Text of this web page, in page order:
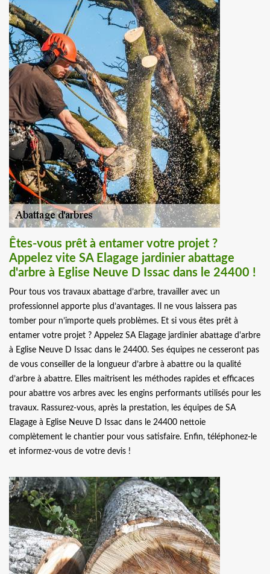
Êtes-vous prêt à entamer votre projet ?
Appelez vite SA Elagage jardinier abattage
d'arbre à Eglise Neuve D Issac dans le 24400 !
Pour tous vos travaux abattage d’arbre, travailler avec un
professionnel apporte plus d’avantages. Il ne vous laissera pas
tomber pour n’importe quels problèmes. Et si vous êtes prêt à
entamer votre projet ? Appelez SA Elagage jardinier abattage d'arbre
à Eglise Neuve D Issac dans le 24400. Ses équipes ne cesseront pas
de vous conseiller de la longueur d’arbre à abattre ou la qualité
d’arbre à abattre. Elles maitrisent les méthodes rapides et efficaces
pour abattre vos arbres avec les engins performants utilisés pour les
travaux. Rassurez-vous, après la prestation, les équipes de SA
Elagage à Eglise Neuve D Issac dans le 24400 nettoie
complètement le chantier pour vous satisfaire. Enfin, téléphonez-le
et informez-vous de votre devis !